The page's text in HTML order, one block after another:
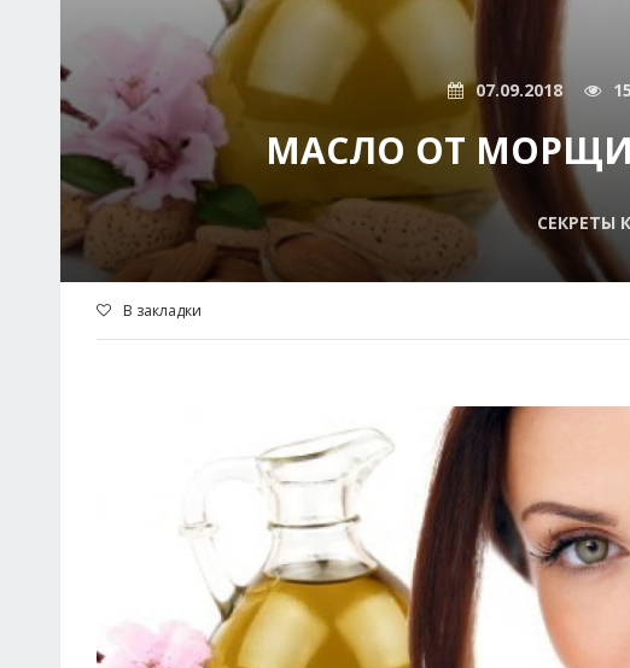
07.09.2018
МАСЛО ОТ
СЕКРЕТЫ
В закладки